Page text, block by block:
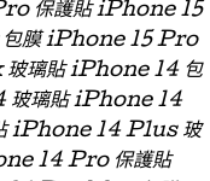
保護貼 iPhone 15
膜 iPhone 15 Pro
璃貼 iPhone 14 包
玻璃貼 iPhone 14
iPhone 14 Plus 玻
14 Pro 保護貼